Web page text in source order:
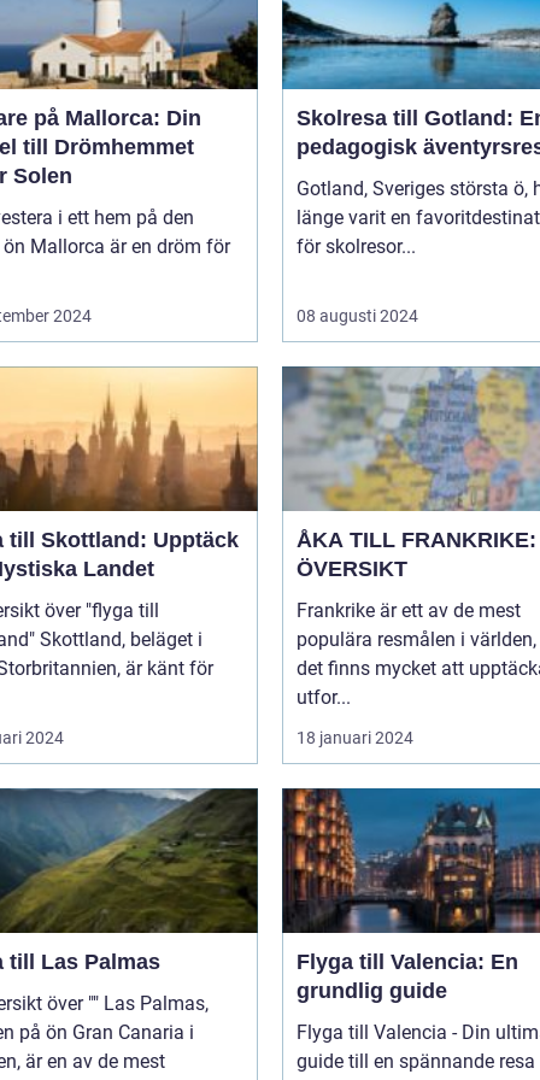
på Mallorca: Din
till Drömhemmet
Solen
i ett hem på den
Mallorca är en dröm för
2024
Skolresa till Gotland:
pedagogisk
Gotland, Sveriges största ö,
länge varit en
för skolresor...
08 augusti 2024
till Skottland: Upptäck
Landet
över "flyga till
beläget i
är känt för
2024
ÅKA TILL FRANKRIKE:
ÖVERSIKT
Frankrike är ett av de mest
populära resmålen i
det finns mycket att
utfor...
18 januari 2024
till Las Palmas
över "" Las Palmas,
på ön Gran Canaria i
är en av de mest
Flyga till Valencia: En
grundlig guide
Flyga till Valencia - Din
guide till en spännande resa